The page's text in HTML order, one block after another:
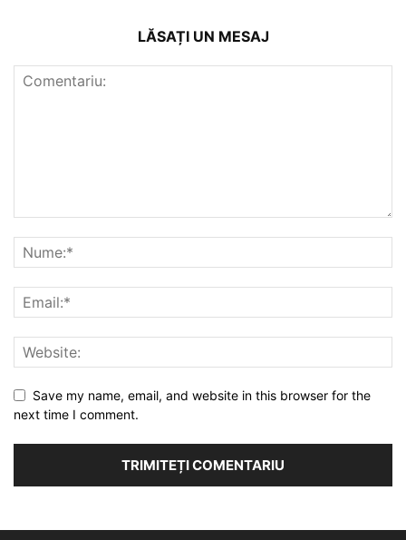
LĂSAȚI UN MESAJ
Save my name, email, and website in this browser for the
next time I comment.